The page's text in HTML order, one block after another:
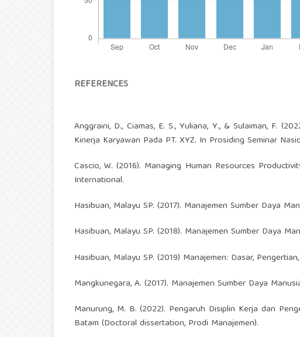
REFERENCES
Anggraini, D., Ciamas, E. S., Yuliana, Y., & Sulaiman, F.
Kinerja Karyawan Pada PT. XYZ. In Prosiding Seminar
Cascio, W. (2016). Managing Human Resources
International.
Hasibuan, Malayu SP. (2017). Manajemen Sumber Daya
Hasibuan, Malayu SP. (2018). Manajemen Sumber Daya
Hasibuan, Malayu SP. (2019) Manajemen: Dasar,
Mangkunegara, A. (2017). Manajemen Sumber Daya
Manurung, M. B. (2022). Pengaruh Disiplin Kerja dan
Batam (Doctoral dissertation, Prodi Manajemen).